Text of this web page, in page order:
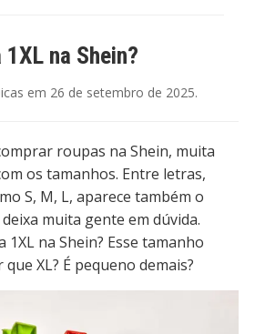
na Shein?
em 26 de setembro de 2025.
roupas na Shein, muita
os tamanhos. Entre letras,
S, M, L, aparece também o
deixa muita gente em dúvida.
1XL na Shein? Esse tamanho
XL? É pequeno demais?